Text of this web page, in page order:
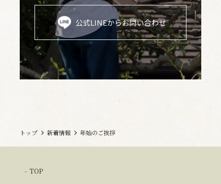
公式LINEからお問い合わせ
トップ 新着情報 年始のご挨拶
TOP